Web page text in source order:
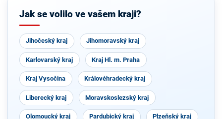
Jak se volilo ve vašem kraji?
Jihočeský kraj Jihomoravský kraj
Karlovarský kraj Kraj Hl. m. Praha
Kraj Vysočina Královéhradecký kraj
Liberecký kraj Moravskoslezský kraj
Olomoucký kraj Pardubický kraj Plzeňský kraj